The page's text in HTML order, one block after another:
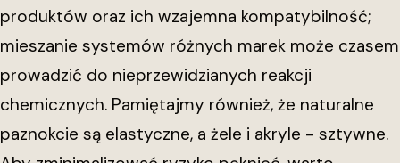
produktów oraz ich wzajemna kompatybilność;
mieszanie systemów różnych marek może czasem
prowadzić do nieprzewidzianych reakcji
chemicznych. Pamiętajmy również, że naturalne
paznokcie są elastyczne, a żele i akryle - sztywne.